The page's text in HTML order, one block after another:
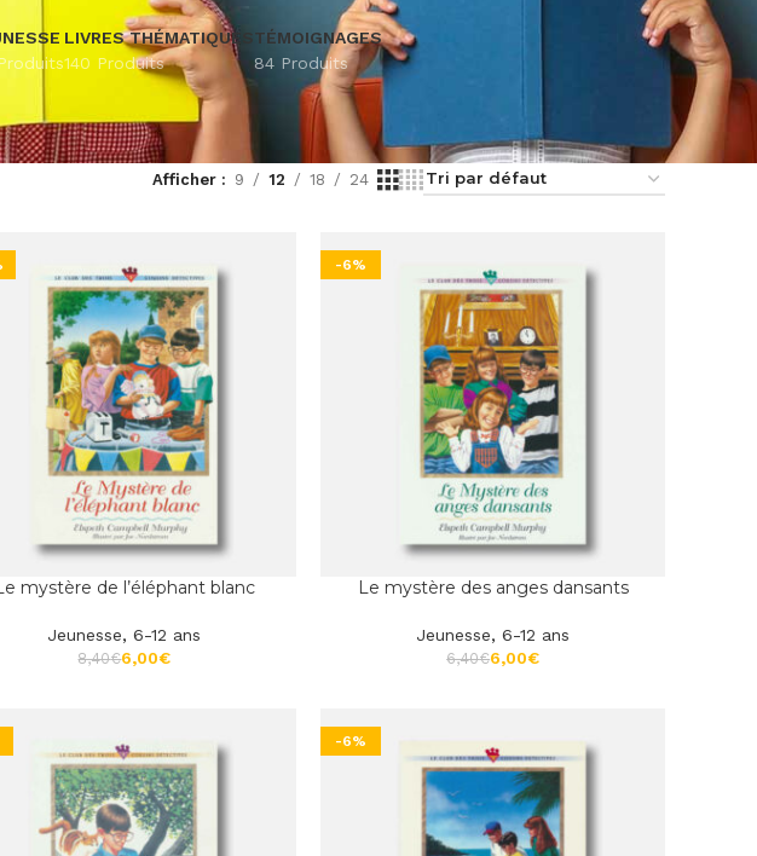
LIVRES THÉMATIQUES
140 Produits
TÉMOIGNAGES
84 Produits
Afficher 9 12 18 24
mystère de l’éléphant blanc
Jeunesse,6-12 ans
8,40€6,00€
-6%
Le mystère des anges dansants
Jeunesse,6-12 ans
6,40€6,00€
-6%